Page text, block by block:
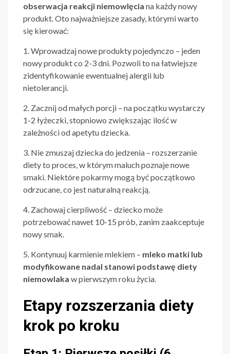
obserwacja reakcji niemowlęcia na każdy nowy
produkt. Oto najważniejsze zasady, którymi warto
się kierować:
1. Wprowadzaj nowe produkty pojedynczo – jeden
nowy produkt co 2-3 dni. Pozwoli to na łatwiejsze
zidentyfikowanie ewentualnej alergii lub
nietolerancji.
2. Zacznij od małych porcji – na początku wystarczy
1-2 łyżeczki, stopniowo zwiększając ilość w
zależności od apetytu dziecka.
3. Nie zmuszaj dziecka do jedzenia – rozszerzanie
diety to proces, w którym maluch poznaje nowe
smaki. Niektóre pokarmy mogą być początkowo
odrzucane, co jest naturalną reakcją.
4. Zachowaj cierpliwość – dziecko może
potrzebować nawet 10-15 prób, zanim zaakceptuje
nowy smak.
5. Kontynuuj karmienie mlekiem – mleko matki lub
modyfikowane nadal stanowi podstawę diety
niemowlaka w pierwszym roku życia.
Etapy rozszerzania diety
krok po kroku